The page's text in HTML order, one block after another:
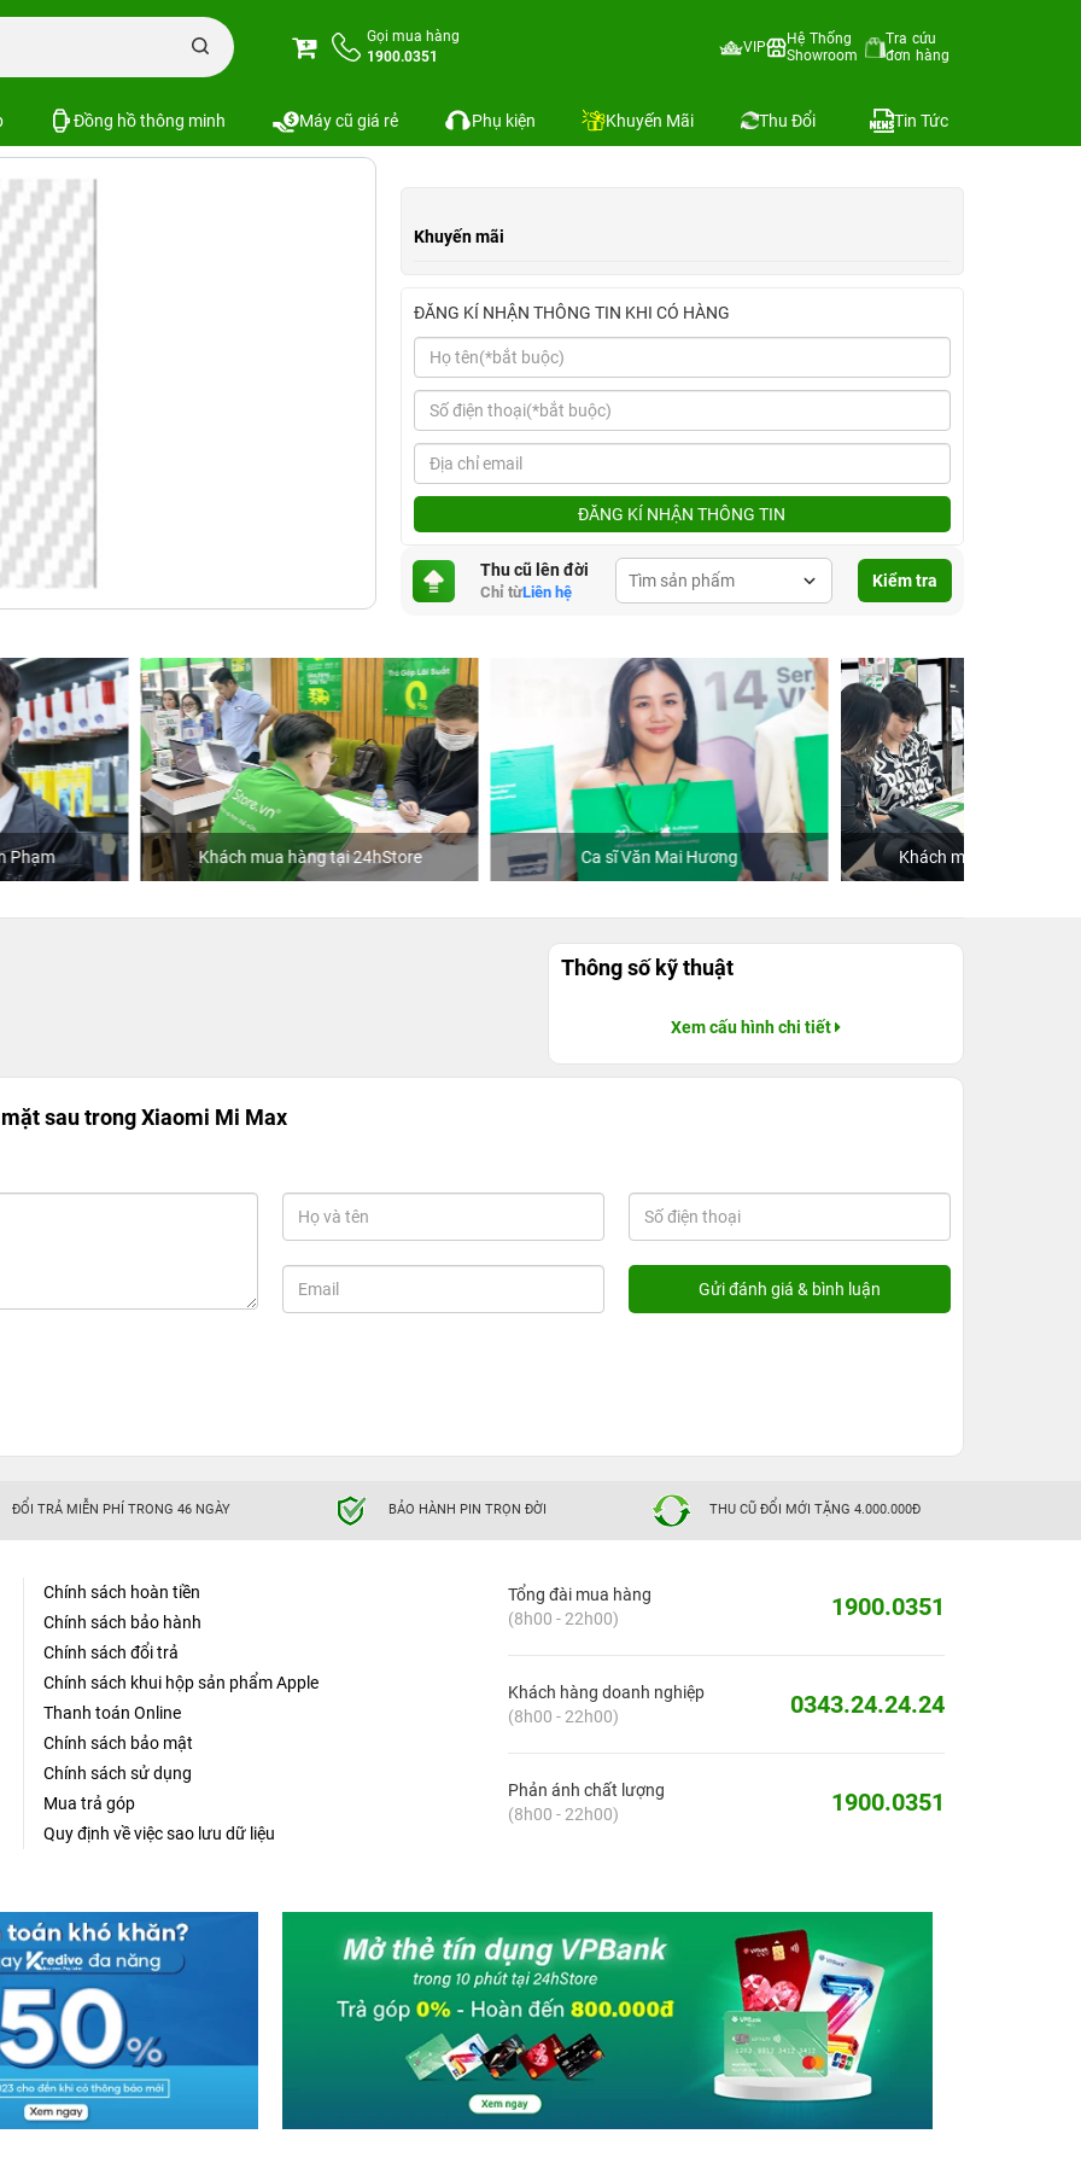
Gọi mua hàng
1900.0351
VIP
Hệ Thống
Showroom
Tra cứu
đơn hàng
Đồng hồ thông minh Máy cũ giá rẻ Phụ kiện Khuyến Mãi Thu Đổi Tin Tức
Miếng dán Carbon mặt sau trong Xiaomi Mi Max
Khuyến mãi
ĐĂNG KÍ NHẬN THÔNG TIN KHI CÓ HÀNG
ĐĂNG KÍ NHẬN THÔNG TIN
Thu cũ lên đời
Chỉ từLiên hệ
Kiểm tra
mua hàng tại 24hStore Ca sĩ Văn Mai Hương Khách mua hàng tại 24hStore
Thông số kỹ thuật
Xem cấu hình chi tiết
sau trong Xiaomi Mi Max
ĐỔI TRẢ MIỄN PHÍ TRONG 46 NGÀY BẢO HÀNH PIN TRỌN ĐỜI THU CŨ ĐỔI MỚI TẶNG 4.000.000Đ
Chính sách hoàn tiền
Chính sách bảo hành
Chính sách đổi trả
Chính sách khui hộp sản phẩm Apple
Thanh toán Online
Chính sách bảo mật
Chính sách sử dụng
Mua trả góp
Quy định về việc sao lưu dữ liệu
Tổng đài mua hàng
(8h00 - 22h00)
1900.0351
Khách hàng doanh nghiệp
(8h00 - 22h00)
0343.24.24.24
Phản ánh chất lượng
(8h00 - 22h00)
1900.0351